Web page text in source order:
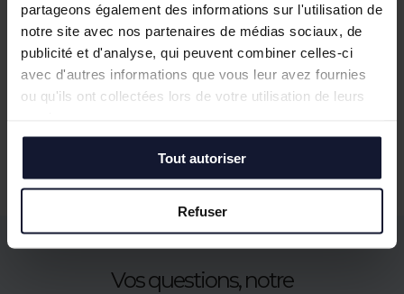
partageons également des informations sur l'utilisation de
notre site avec nos partenaires de médias sociaux, de
publicité et d'analyse, qui peuvent combiner celles-ci
avec d'autres informations que vous leur avez fournies
ou qu'ils ont collectées lors de votre utilisation de leurs
Tout autoriser
Refuser
Vos questions, notre